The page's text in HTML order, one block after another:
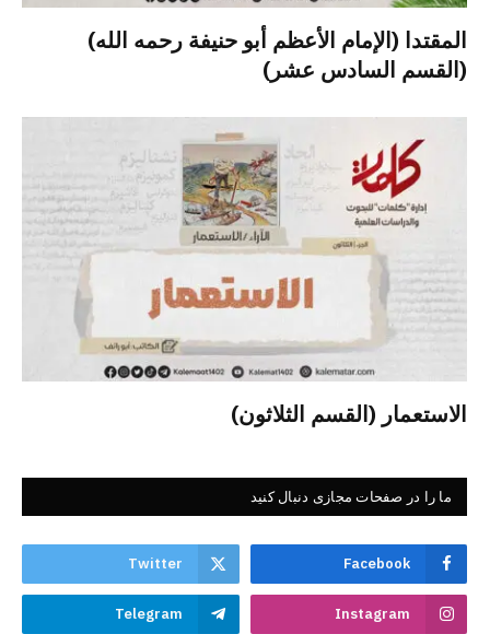
المقتدا (الإمام الأعظم أبو حنيفة رحمه الله)
(القسم السادس عشر)
الاستعمار (القسم الثلاثون)
ما را در صفحات مجازی دنبال کنید
Facebook
Twitter
Instagram
Telegram